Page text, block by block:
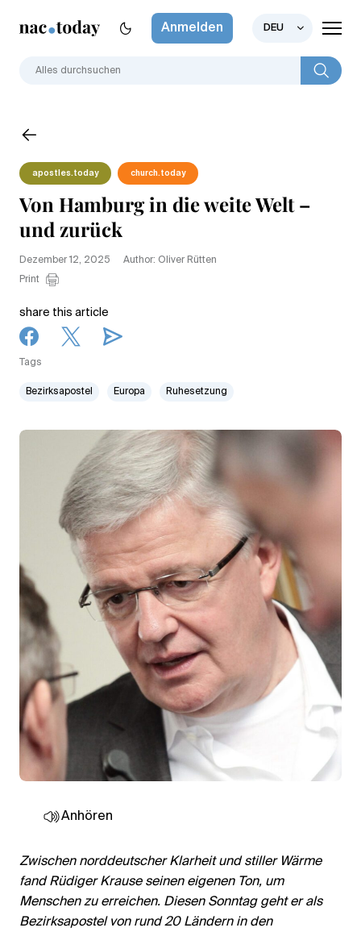
Anmelden DEU
apostles.today church.today
Von Hamburg in die weite Welt –
und zurück
Dezember 12, 2025
Author: Oliver Rütten
Print
share this article
Tags
Bezirksapostel Europa Ruhesetzung
Anhören
Zwischen norddeutscher Klarheit und stiller Wärme
fand Rüdiger Krause seinen eigenen Ton, um
Menschen zu erreichen. Diesen Sonntag geht er als
Bezirksapostel von rund 20 Ländern in den